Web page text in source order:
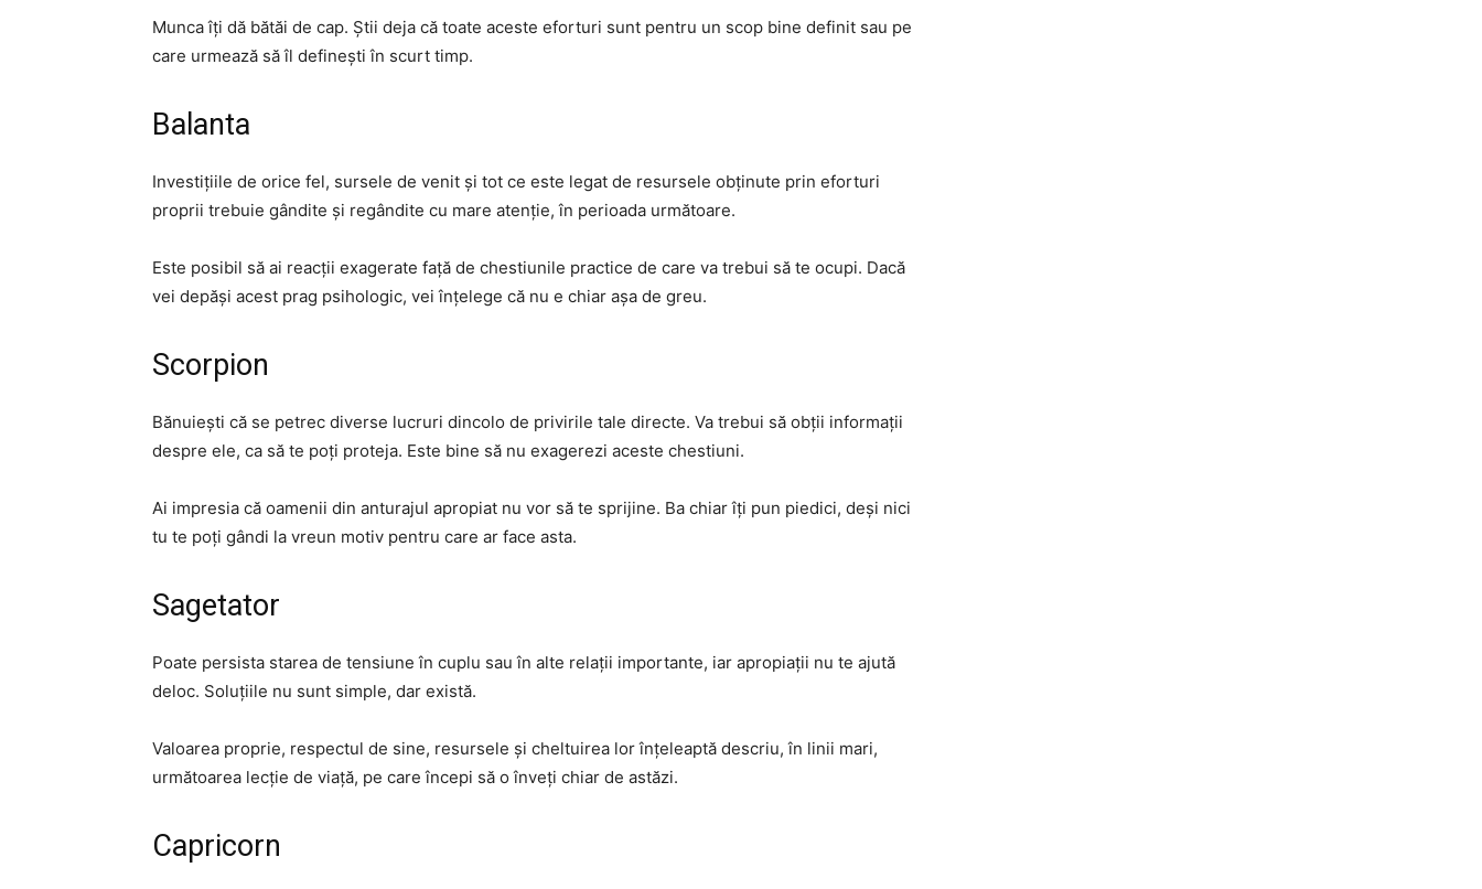
Munca îți dă bătăi de cap. Știi deja că toate aceste eforturi sunt pentru un scop bine definit sau pe
care urmează să îl definești în scurt timp.
Balanta
Investițiile de orice fel, sursele de venit și tot ce este legat de resursele obținute prin eforturi
proprii trebuie gândite și regândite cu mare atenție, în perioada următoare.
Este posibil să ai reacții exagerate față de chestiunile practice de care va trebui să te ocupi. Dacă
vei depăși acest prag psihologic, vei înțelege că nu e chiar așa de greu.
Scorpion
Bănuiești că se petrec diverse lucruri dincolo de privirile tale directe. Va trebui să obții informații
despre ele, ca să te poți proteja. Este bine să nu exagerezi aceste chestiuni.
Ai impresia că oamenii din anturajul apropiat nu vor să te sprijine. Ba chiar îți pun piedici, deși nici
tu te poți gândi la vreun motiv pentru care ar face asta.
Sagetator
Poate persista starea de tensiune în cuplu sau în alte relații importante, iar apropiații nu te ajută
deloc. Soluțiile nu sunt simple, dar există.
Valoarea proprie, respectul de sine, resursele și cheltuirea lor înțeleaptă descriu, în linii mari,
următoarea lecție de viață, pe care începi să o înveți chiar de astăzi.
Capricorn